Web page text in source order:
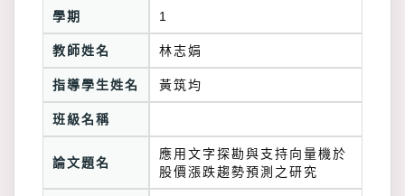
學期 1
教師姓名 林志娟
指導學生姓名 黃筑均
班級名稱
論文題名
應用文字探勘與支持向量機於
股價漲跌趨勢預測之研究